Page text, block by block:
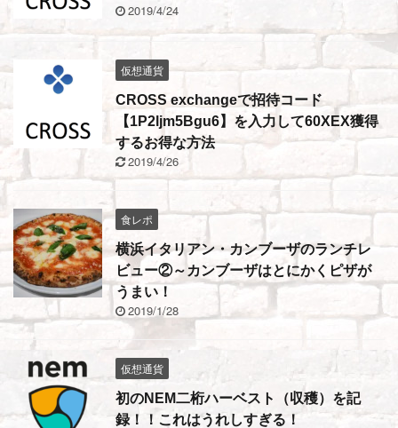
2019/4/24
仮想通貨
CROSS exchangeで招待コード
【1P2ljm5Bgu6】を入力して60XEX獲得
するお得な方法
2019/4/26
食レポ
横浜イタリアン・カンブーザのランチレ
ビュー②～カンブーザはとにかくピザが
うまい！
2019/1/28
仮想通貨
初のNEM二桁ハーベスト（収穫）を記
録！！これはうれしすぎる！